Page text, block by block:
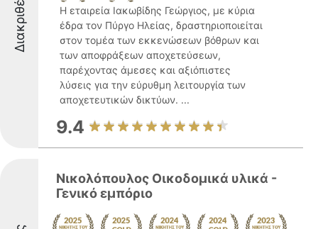
Η εταιρεία Ιακωβίδης Γεώργιος, με κύρια
έδρα τον Πύργο Ηλείας, δραστηριοποιείται
στον τομέα των εκκενώσεων βόθρων και
των αποφράξεων αποχετεύσεων,
παρέχοντας άμεσες και αξιόπιστες
λύσεις για την εύρυθμη λειτουργία των
αποχετευτικών δικτύων. ...
9.4
Νικολόπουλος Οικοδομικά υλικά -
Γενικό εμπόριο